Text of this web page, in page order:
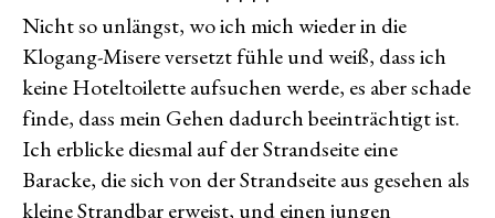
Nicht so unlängst, wo ich mich wieder in die
Klogang-Misere versetzt fühle und weiß, dass ich
keine Hoteltoilette aufsuchen werde, es aber schade
finde, dass mein Gehen dadurch beeinträchtigt ist.
Ich erblicke diesmal auf der Strandseite eine
Baracke, die sich von der Strandseite aus gesehen als
kleine Strandbar erweist, und einen jungen